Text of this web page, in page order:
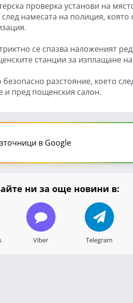
проверка установи на
намесата на полиция, която
се спазва наложеният
станции за изплащане
разстояние, което
и пред пощенския салон.
в Google
ни за още новини в:
Viber Telegram